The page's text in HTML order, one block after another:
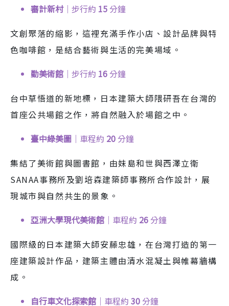
審計新村｜步行約 15 分鐘
文創聚落的縮影，這裡充滿手作小店、設計品牌與特
色咖啡館，是結合藝術與生活的完美場域。
勤美術館 ｜步行約 16 分鐘
台中草悟道的新地標，日本建築大師隈研吾在台灣的
首座公共場館之作，將自然融入於場館之中。
臺中綠美圖 ｜車程約 20 分鐘
集結了美術館與圖書館，由妹島和世與西澤立衛
SANAA事務所及劉培森建築師事務所合作設計，展
現城市與自然共生的景象。
亞洲大學現代美術館 ｜車程約 26 分鐘
國際級的日本建築大師安藤忠雄，在台灣打造的第一
座建築設計作品，建築主體由清水混凝土與帷幕牆構
成。
自行車文化探索館 ｜車程約 30 分鐘